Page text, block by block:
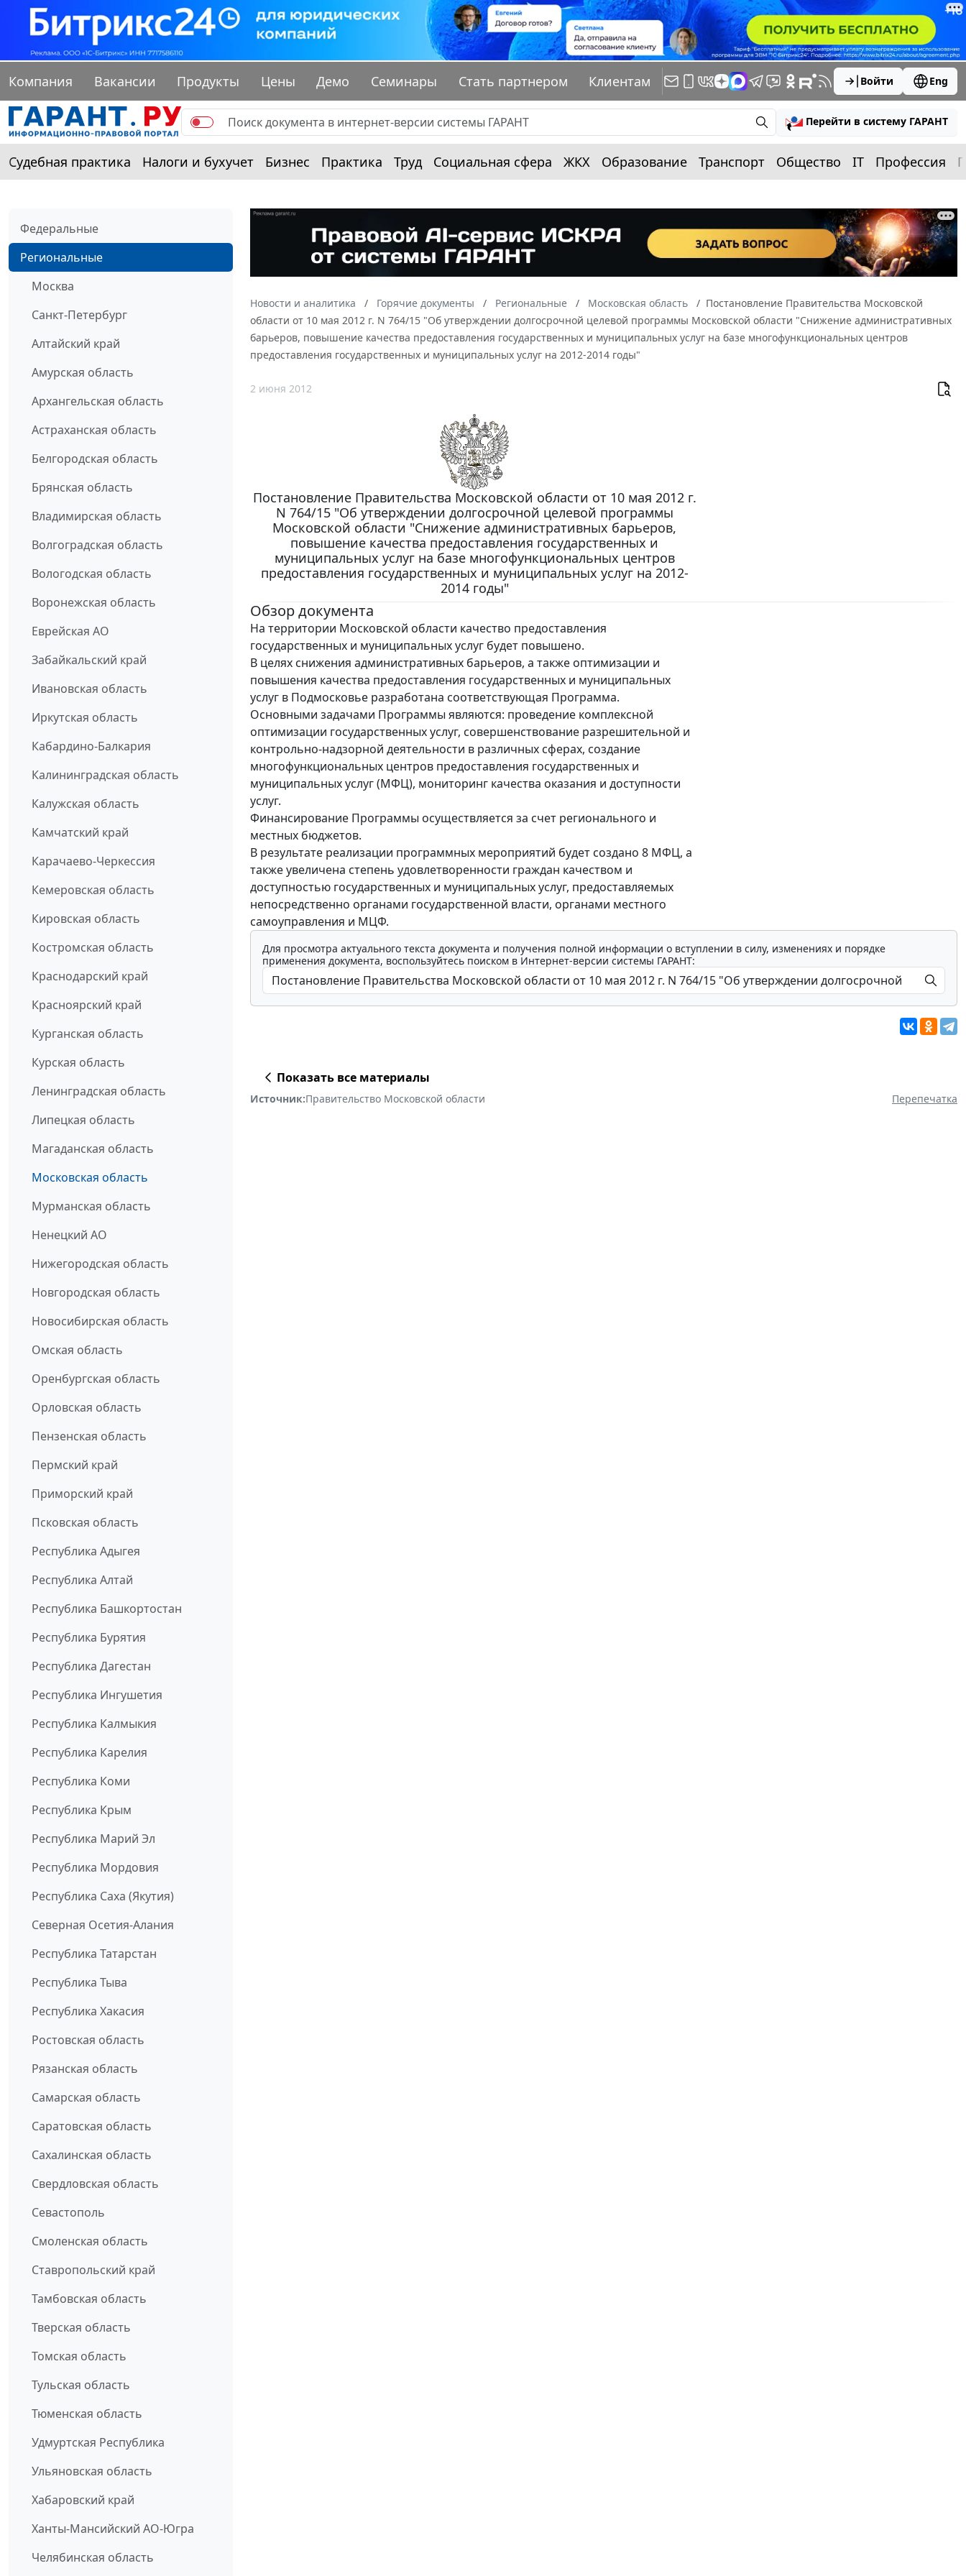
Компания Вакансии Продукты Цены Демо Семинары Стать партнером Клиентам Войти Eng
Перейти в систему ГАРАНТ
Судебная практика Налоги и бухучет Бизнес Практика Труд Социальная сфера ЖКХ Образование Транспорт Общество IT Профессия
Федеральные
Региональные
Москва
Санкт-Петербург
Алтайский край
Амурская область
Архангельская область
Астраханская область
Белгородская область
Брянская область
Владимирская область
Волгоградская область
Вологодская область
Воронежская область
Еврейская АО
Забайкальский край
Ивановская область
Иркутская область
Кабардино-Балкария
Калининградская область
Калужская область
Камчатский край
Карачаево-Черкессия
Кемеровская область
Кировская область
Костромская область
Краснодарский край
Красноярский край
Курганская область
Курская область
Ленинградская область
Липецкая область
Магаданская область
Московская область
Мурманская область
Ненецкий АО
Нижегородская область
Новгородская область
Новосибирская область
Омская область
Оренбургская область
Орловская область
Пензенская область
Пермский край
Приморский край
Псковская область
Республика Адыгея
Республика Алтай
Республика Башкортостан
Республика Бурятия
Республика Дагестан
Республика Ингушетия
Республика Калмыкия
Республика Карелия
Республика Коми
Республика Крым
Республика Марий Эл
Республика Мордовия
Республика Саха (Якутия)
Северная Осетия-Алания
Республика Татарстан
Республика Тыва
Республика Хакасия
Ростовская область
Рязанская область
Самарская область
Саратовская область
Сахалинская область
Свердловская область
Севастополь
Смоленская область
Ставропольский край
Тамбовская область
Тверская область
Томская область
Тульская область
Тюменская область
Удмуртская Республика
Ульяновская область
Хабаровский край
Ханты-Мансийский АО-Югра
Челябинская область
Новости и аналитика Горячие документы Региональные Московская область
Постановление Правительства Московской
области от 10 мая 2012 г. N 764/15 "Об утверждении долгосрочной целевой программы Московской области "Снижение административных
барьеров, повышение качества предоставления государственных и муниципальных услуг на базе многофункциональных центров
предоставления государственных и муниципальных услуг на 2012-2014 годы"
2 июня 2012
Постановление Правительства Московской области от 10 мая 2012 г.
N 764/15 "Об утверждении долгосрочной целевой программы
Московской области "Снижение административных барьеров,
повышение качества предоставления государственных и
муниципальных услуг на базе многофункциональных центров
предоставления государственных и муниципальных услуг на 2012-
2014 годы"
Обзор документа
На территории Московской области качество предоставления
государственных и муниципальных услуг будет повышено.
В целях снижения административных барьеров, а также оптимизации и
повышения качества предоставления государственных и муниципальных
услуг в Подмосковье разработана соответствующая Программа.
Основными задачами Программы являются: проведение комплексной
оптимизации государственных услуг, совершенствование разрешительной и
контрольно-надзорной деятельности в различных сферах, создание
многофункциональных центров предоставления государственных и
муниципальных услуг (МФЦ), мониторинг качества оказания и доступности
услуг.
Финансирование Программы осуществляется за счет регионального и
местных бюджетов.
В результате реализации программных мероприятий будет создано 8 МФЦ, а
также увеличена степень удовлетворенности граждан качеством и
доступностью государственных и муниципальных услуг, предоставляемых
непосредственно органами государственной власти, органами местного
самоуправления и МЦФ.
Для просмотра актуального текста документа и получения полной информации о вступлении в силу, изменениях и порядке
применения документа, воспользуйтесь поиском в Интернет-версии системы ГАРАНТ:
Показать все материалы
Источник:Правительство Московской области Перепечатка